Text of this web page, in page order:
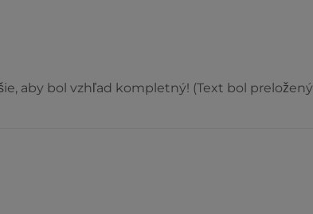
aby bol vzhľad kompletný! (Text bol